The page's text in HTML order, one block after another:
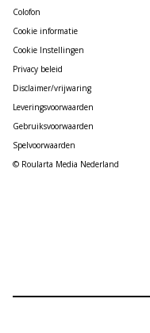
Colofon
Cookie informatie
Cookie Instellingen
Privacy beleid
Disclaimer/vrijwaring
Leveringsvoorwaarden
Gebruiksvoorwaarden
Spelvoorwaarden
© Roularta Media Nederland